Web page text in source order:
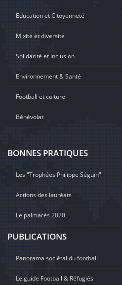
Education et Citoyenneté
Mixité et diversité
Solidarité et inclusion
Environnement & Santé
Football et culture
Bénévolat
BONNES PRATIQUES
Les "Trophées Philippe Séguin"
Actions des lauréats
Le palmarès 2020
PUBLICATIONS
Panorama sociétal du football
Le guide Football & Réfugiés